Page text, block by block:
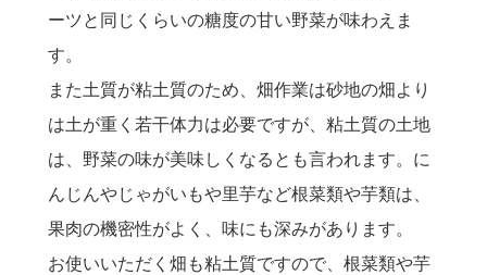
ーツと同じくらいの糖度の甘い野菜が味わえま
す。
また土質が粘土質のため、畑作業は砂地の畑より
は土が重く若干体力は必要ですが、粘土質の土地
は、野菜の味が美味しくなるとも言われます。に
んじんやじゃがいもや里芋など根菜類や芋類は、
果肉の機密性がよく、味にも深みがあります。
お使いいただく畑も粘土質ですので、根菜類や芋